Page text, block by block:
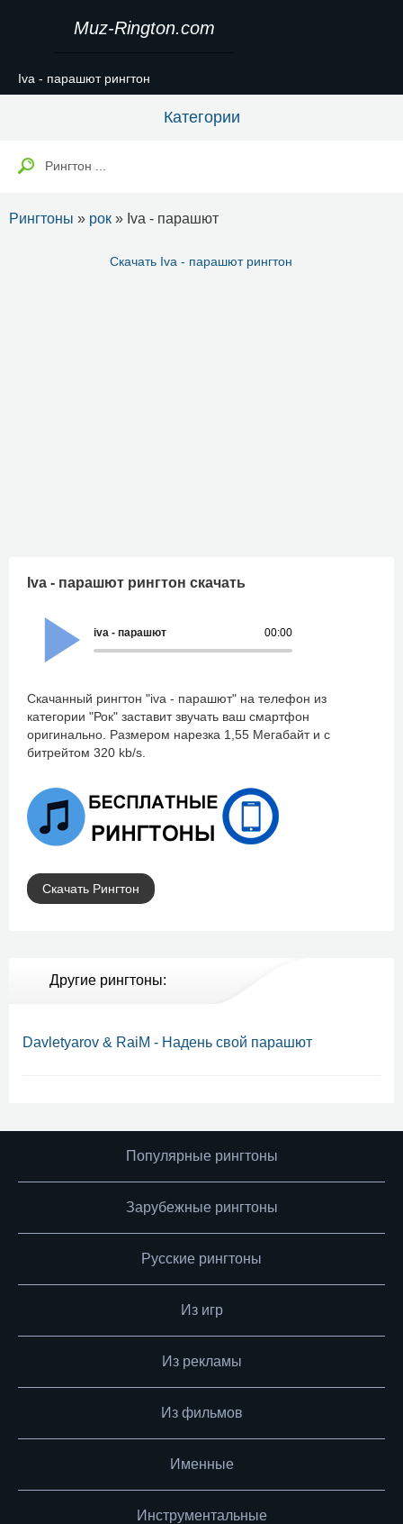
Muz-Rington.com
Iva - парашют рингтон
Категории
Рингтоны » рок » Iva - парашют
Скачать Iva - парашют рингтон
Iva - парашют рингтон скачать
00:00
iva - парашют
Скачанный рингтон "iva - парашют" на телефон из
категории "Рок" заставит звучать ваш смартфон
оригинально. Размером нарезка 1,55 Мегабайт и с
битрейтом 320 kb/s.
Скачать Рингтон
Другие рингтоны:
Davletyarov & RaiM - Надень свой парашют
Популярные рингтоны
Зарубежные рингтоны
Русские рингтоны
Из игр
Из рекламы
Из фильмов
Именные
Инструментальные